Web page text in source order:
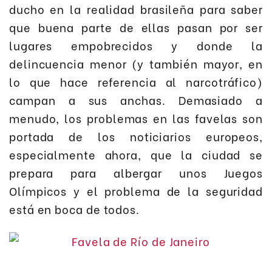
ducho en la realidad brasileña para saber
que buena parte de ellas pasan por ser
lugares empobrecidos y donde la
delincuencia menor (y también mayor, en
lo que hace referencia al narcotráfico)
campan a sus anchas. Demasiado a
menudo, los problemas en las favelas son
portada de los noticiarios europeos,
especialmente ahora, que la ciudad se
prepara para albergar unos Juegos
Olímpicos y el problema de la seguridad
está en boca de todos.